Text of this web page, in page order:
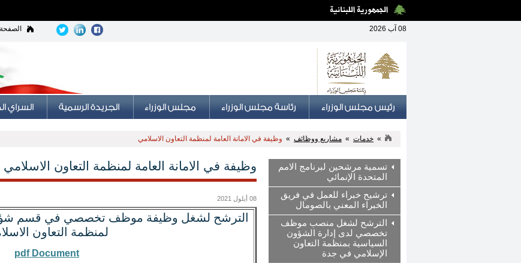
08 آب 2026
» خدمات » مشاريع ووظائف » وظيفة في الامانة العامة لمنظمة التعاون الاسلامي
تسمية مرشحين لبرنامج الامم
المتحدة الإنمائي
ترشيح خبراء للعمل في فريق
الخبراء المعني بالصومال
الترشح لشغل منصب موظف
تخصصي لدى إدارة الشؤون
السياسية بمنظمة التعاون
الإسلامي في جدة
وظيفة في الامانة العامة لمنظمة التعاون الاسلامي
08 أيلول 2021
الترشح لشغل وظيفة موظف تخصصي في قسم شؤون
لمنظمة التعاون
pdf Document